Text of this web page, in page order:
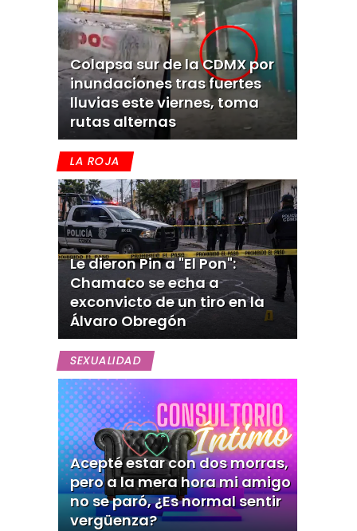
Colapsa sur de la CDMX por
inundaciones tras fuertes
lluvias este viernes, toma
rutas alternas
LA ROJA
Le dieron Pin a "El Pon":
Chamaco se echa a
exconvicto de un tiro en la
Álvaro Obregón
SEXUALIDAD
Acepté estar con dos morras,
pero a la mera hora mi amigo
no se paró, ¿Es normal sentir
vergüenza?